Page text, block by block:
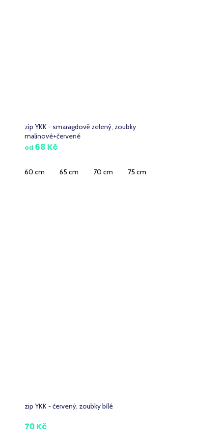
zip YKK - smaragdově zelený, zoubky
malinové+červené
od 68 Kč
60 cm 65 cm 70 cm 75 cm
zip YKK - červený, zoubky bílé
70 Kč